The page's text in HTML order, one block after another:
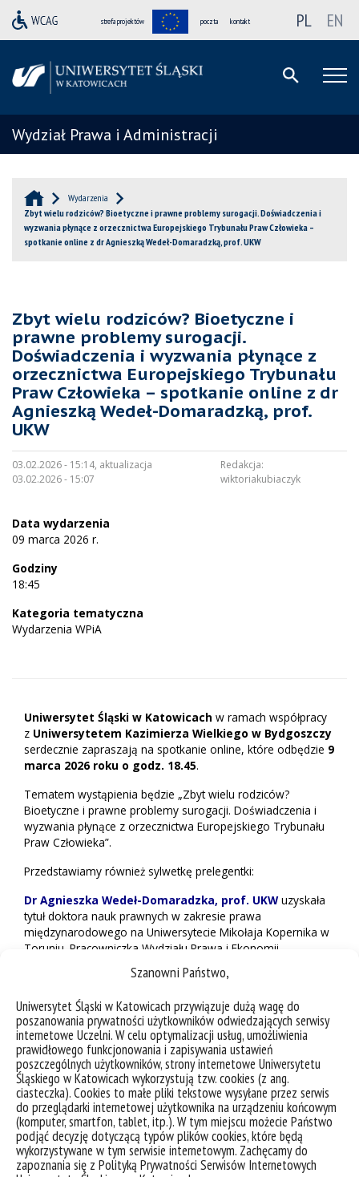
Szanowni Państwo,
Uniwersytet Śląski w Katowicach przywiązuje dużą wagę do
poszanowania prywatności użytkowników odwiedzających serwisy
internetowe Uczelni. W celu optymalizacji usług, umożliwienia
prawidłowego funkcjonowania i zapisywania ustawień
poszczególnych użytkowników, strony internetowe Uniwersytetu
Śląskiego w Katowicach wykorzystują tzw. cookies (z ang.
ciasteczka). Cookies to małe pliki tekstowe wysyłane przez serwis
do przeglądarki internetowej użytkownika na urządzeniu końcowym
(komputer, smartfon, tablet, itp.). W tym miejscu możecie Państwo
podjąć decyzję dotyczącą typów plików cookies, które będą
wykorzystywane w tym serwisie internetowym. Zachęcamy do
zapoznania się z Polityką Prywatności Serwisów Internetowych
strefa projektów poczta kontakt PL EN
Wydział Prawa i Administracji
Wydarzenia
Zbyt wielu rodziców? Bioetyczne i prawne problemy surogacji. Doświadczenia i
wyzwania płynące z orzecznictwa Europejskiego Trybunału Praw Człowieka –
spotkanie online z dr Agnieszką Wedeł-Domaradzką, prof. UKW
Zbyt wielu rodziców? Bioetyczne i
prawne problemy surogacji.
Doświadczenia i wyzwania płynące z
orzecznictwa Europejskiego Trybunału
Praw Człowieka – spotkanie online z dr
Agnieszką Wedeł-Domaradzką, prof.
UKW
03.02.2026 - 15:14, aktualizacja
03.02.2026 - 15:07
Redakcja:
wiktoriakubiaczyk
Data wydarzenia
09 marca 2026 r.
Godziny
18:45
Kategoria tematyczna
Wydarzenia WPiA
Uniwersytet Śląski w Katowicach w ramach współpracy
z Uniwersytetem Kazimierza Wielkiego w Bydgoszczy
serdecznie zapraszają na spotkanie online, które odbędzie 9
marca 2026 roku o godz. 18.45.
Tematem wystąpienia będzie „Zbyt wielu rodziców?
Bioetyczne i prawne problemy surogacji. Doświadczenia i
wyzwania płynące z orzecznictwa Europejskiego Trybunału
Praw Człowieka”.
Przedstawiamy również sylwetkę prelegentki:
Dr Agnieszka Wedeł-Domaradzka, prof. UKWuzyskała
tytuł doktora nauk prawnych w zakresie prawa
międzynarodowego na Uniwersytecie Mikołaja Kopernika w
Toruniu. Pracowniczka Wydziału Prawa i Ekonomii
Uniwersytetu Kazimierza Wielkiego. Jej badania koncentrują
się na prawach człowieka, w szczególności prawach dziecka,
prawie do życia (w tym w kontekście śmierci), życiu
prywatnym i rodzinnym oraz prawach grup wrażliwych.
Jest autorką ponad 90 publikacji z zakresu prawa
międzynarodowego, w tym szczególnie praw człowieka.
Obecnie zajmuje się koncepcją „best interests of the child” w
orzecznictwie Europejskiego Trybunału Praw Człowieka.
Współpracuje z Otwartą Siecią Akademicką (OCEAN) Rady
Europy, jest członkiem Stowarzyszenia Prawa
Międzynarodowego oraz Grupy Badawczej ds. Cmentarzy w
Uniwersytecie w York.